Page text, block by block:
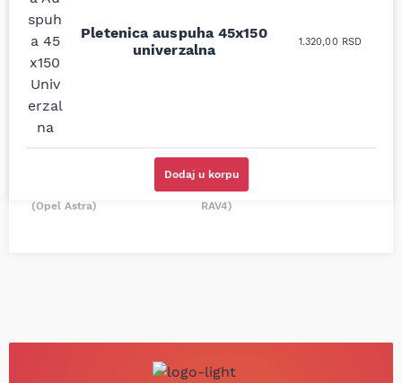
Pletenica auspuha 45x150
univerzalna
1.320,00 RSD
Dodaj u korpu
moguće online
prodavnice auto delova
i definitivno najbolje
cene su ovde. Kupila
sam više puta auto
delove iz MD Auto. Uvek
proizvođača i
odgovarajuću opremu.
Svetlana Večerinović, Beograd
(Opel Astra)
Nisam bio siguran koji je
tačan naziv i tip
odgovarajućeg
proizvođača.
Stefan Savić, Beograd (Toyota
RAV4)